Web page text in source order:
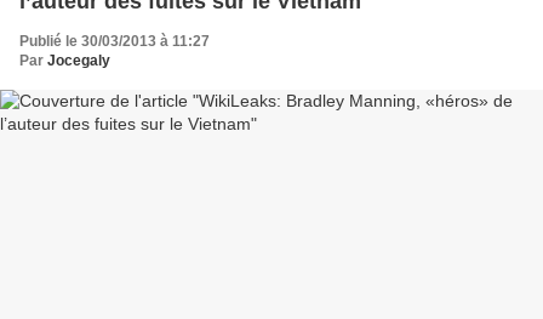
Publié le 30/03/2013 à 11:27
Par Jocegaly